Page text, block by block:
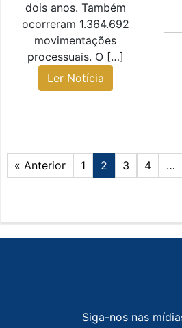
dois anos. Também
ocorreram 1.364.692
movimentações
processuais. O […]
Ler Notícia
« Anterior 1 2 3 4 …
Siga-nos nas